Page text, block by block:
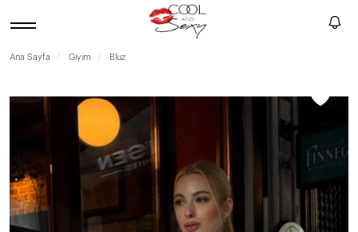
Ana Sayfa Giyim Bluz